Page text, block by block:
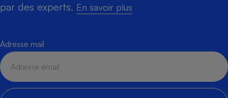
par des experts. En savoir plus
Adresse mail